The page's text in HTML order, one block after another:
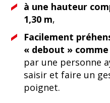
à une hauteur
1,30 m,
Facilement
« debout » comme
par une personne
saisir et faire un
poignet.